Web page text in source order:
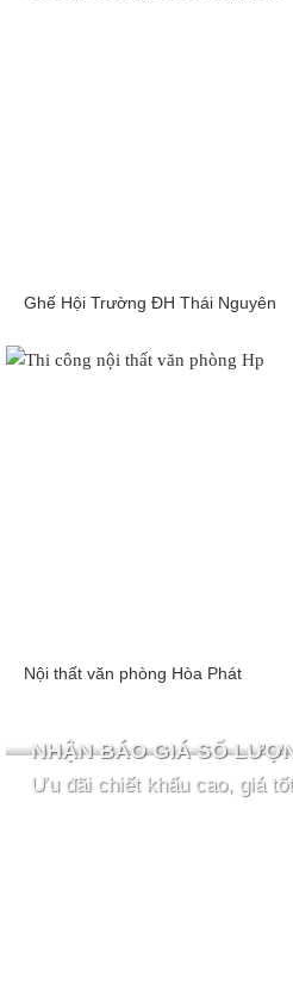
Ghế Hội Trường ĐH Thái Nguyên
Nội thất văn phòng Hòa Phát
NHẬN BÁO GIÁ SỐ
Ưu đãi chiết khấu cao, giá tốt